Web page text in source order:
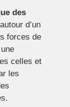
des
d’un
forces de
celles et
les